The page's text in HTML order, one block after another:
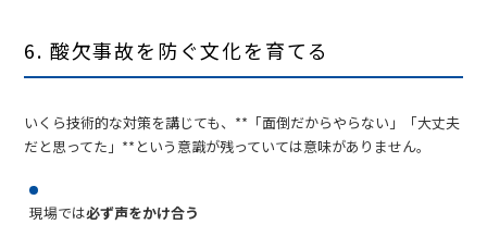
6. 酸欠事故を防ぐ文化を育てる
いくら技術的な対策を講じても、**「面倒だからやらない」「大丈夫
だと思ってた」**という意識が残っていては意味がありません。
現場では必ず声をかけ合う